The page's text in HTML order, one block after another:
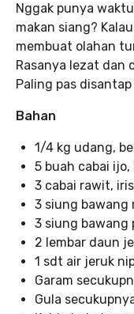
Nggak punya
makan siang?
membuat olahan
Rasanya lezat dan
Paling pas
Bahan
1/4 kg udang,
5 buah cabai
3 cabai rawit,
3 siung bawang
3 siung
2 lembar daun
1 sdt air jeruk
Garam
Gula